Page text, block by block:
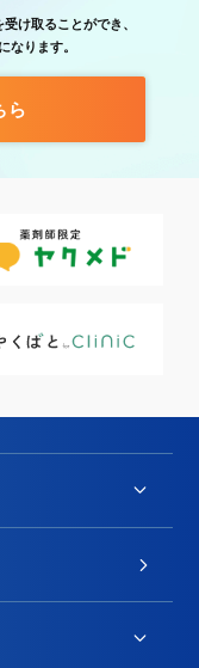
け取ることができ、
なります。
ら